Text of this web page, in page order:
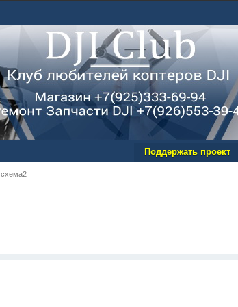
Поддержать проект
схема2